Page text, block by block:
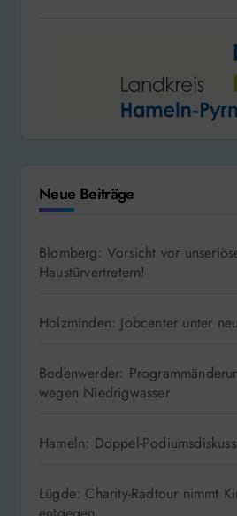
Neue Beiträge
Blomberg: Vorsicht vor
Haustürvertretern!
Holzminden: Jobcenter unter
Bodenwerder:
wegen Niedrigwasser
Hameln: Doppel-
Lügde: Charity-Radtour nimmt